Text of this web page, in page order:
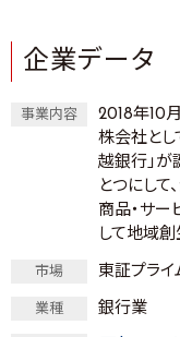
企業データ
事業内容
2018年10
株会社とし
越銀行」が
とつにして
商品・サ
して地域創
市場 東証プライ
業種 銀行業